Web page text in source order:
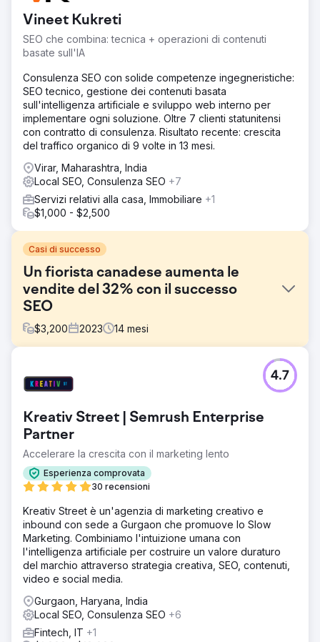
Vineet Kukreti
SEO che combina: tecnica + operazioni di contenuti
basate sull'IA
Consulenza SEO con solide competenze ingegneristiche:
SEO tecnico, gestione dei contenuti basata
sull'intelligenza artificiale e sviluppo web interno per
implementare ogni soluzione. Oltre 7 clienti statunitensi
con contratto di consulenza. Risultato recente: crescita
del traffico organico di 9 volte in 13 mesi.
Virar, Maharashtra, India
Local SEO, Consulenza SEO +7
Servizi relativi alla casa, Immobiliare +1
$1,000 - $2,500
Casi di successo
Un fiorista canadese aumenta le
vendite del 32% con il successo
SEO
$3,200 2023 14 mesi
Un fiorista canadese con un negozio di e-commerce
Shopify e un negozio fisico in un piccolo villaggio ha
vendite online. La maggior parte dei ricavi proveniva da
acquisti di persona, mentre il negozio online faceva fatica
una crescita sostenibile, l'azienda aveva bisogno di
liberarsi dai vincoli del suo mercato locale, migliorare la
visibilità online ed espandere le vendite a livello
Soluzione
1. Ottimizzazione on-page: meta tag, titoli, descrizioni dei
prodotti migliorati, velocità del sito. 2. Strategia delle
parole chiave: parole chiave mirate ad alto intento in base
alle tendenze di vendita, alle stagioni. 3. Clustering delle
"spedizione nazionale", altri. 4. Analisi della concorrenza:
lacune identificate, approfondimenti sfruttati per la
differenziazione. 5. SEO locale: GMB ottimizzato, parole
Kreativ Street | Semrush Enterprise
Partner
Accelerare la crescita con il marketing lento
Esperienza comprovata
30 recensioni
4.7
Kreativ Street è un'agenzia di marketing creativo e
inbound con sede a Gurgaon che promuove lo Slow
Marketing. Combiniamo l'intuizione umana con
l'intelligenza artificiale per costruire un valore duraturo
del marchio attraverso strategia creativa, SEO, contenuti,
video e social media.
Gurgaon, Haryana, India
Local SEO, Consulenza SEO +6
Fintech, IT +1